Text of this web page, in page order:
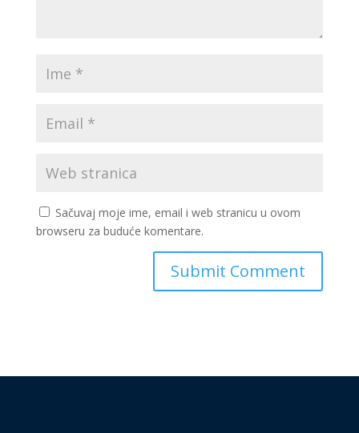
Sačuvaj moje ime, email i web stranicu u ovom
browseru za buduće komentare.